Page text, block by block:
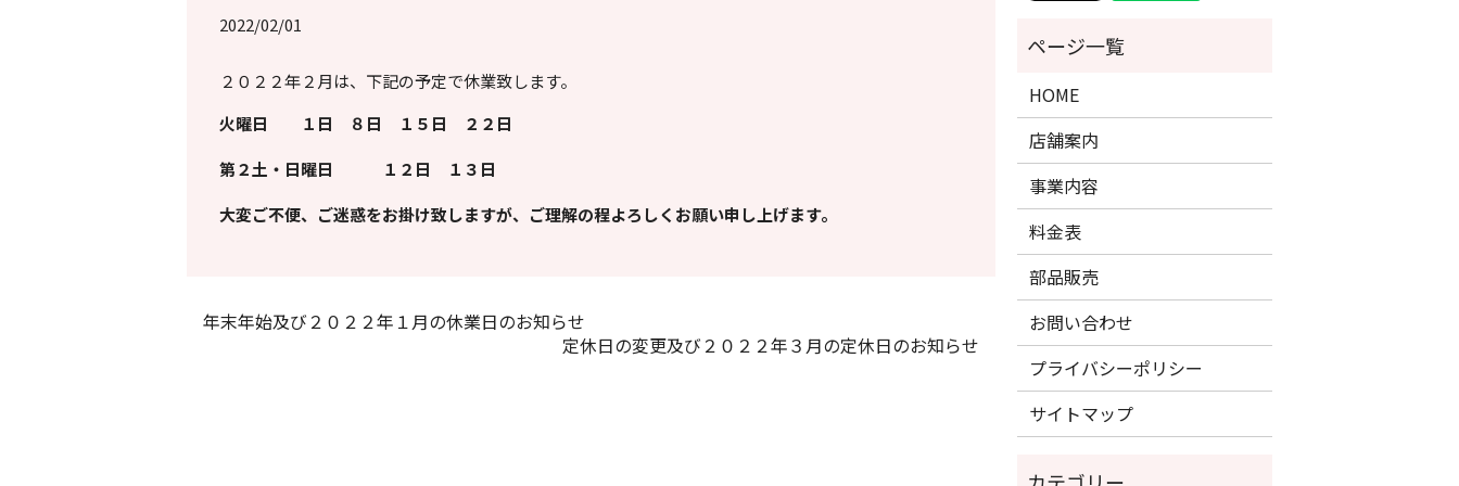
2022/02/01
２０２２年２月は、下記の予定で休業致します。
火曜日 １日 ８日 １５日 ２２日
第２土・日曜日 １２日 １３日
大変ご不便、ご迷惑をお掛け致しますが、ご理解の程よろしくお願い申し上げます。
年末年始及び２０２２年１月の休業日のお知らせ
定休日の変更及び２０２２年３月の定休日のお知らせ
HOME
店舗案内
事業内容
料金表
部品販売
お問い合わせ
プライバシーポリシー
サイトマップ